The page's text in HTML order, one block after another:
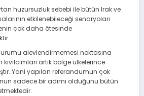
huzursuzluk sebebi ile bütün Irak ve
etkilenebileceği senaryoları
çok daha ötesinde
alevlendirmemesi noktasına
artık bölge ülkelerince
Yani yapılan referandumun çok
sadece bir adımı olduğunu bütün